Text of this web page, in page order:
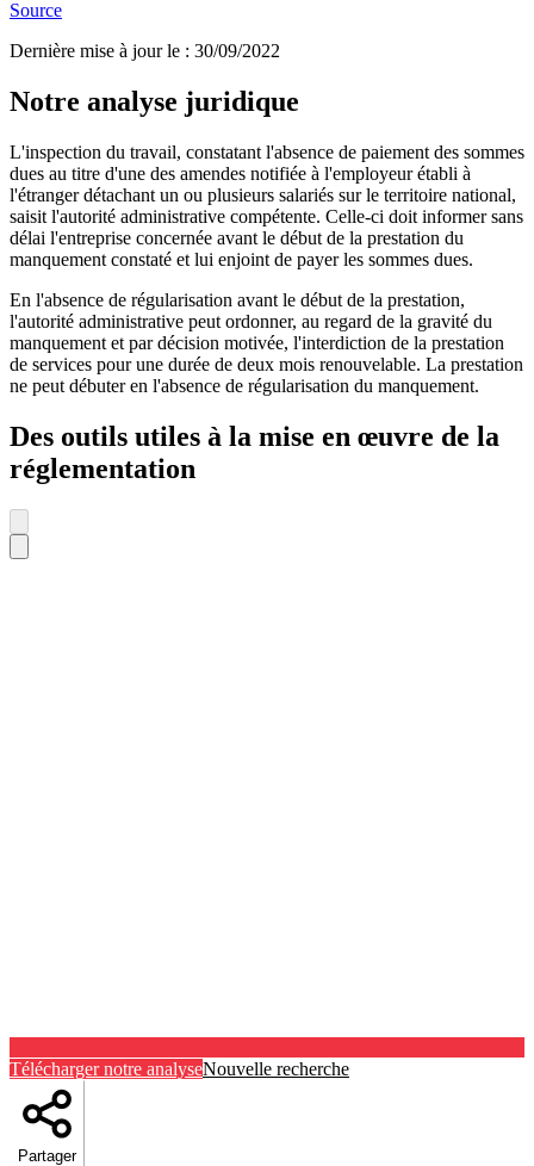
Source
Dernière mise à jour le : 30/09/2022
Notre analyse juridique
L'inspection du travail, constatant l'absence de paiement des sommes
dues au titre d'une des amendes notifiée à l'employeur établi à
l'étranger détachant un ou plusieurs salariés sur le territoire national,
saisit l'autorité administrative compétente. Celle-ci doit informer sans
délai l'entreprise concernée avant le début de la prestation du
manquement constaté et lui enjoint de payer les sommes dues.
En l'absence de régularisation avant le début de la prestation,
l'autorité administrative peut ordonner, au regard de la gravité du
manquement et par décision motivée, l'interdiction de la prestation
de services pour une durée de deux mois renouvelable. La prestation
ne peut débuter en l'absence de régularisation du manquement.
Des outils utiles à la mise en œuvre de la
réglementation
Télécharger notre analyseNouvelle recherche
Partager